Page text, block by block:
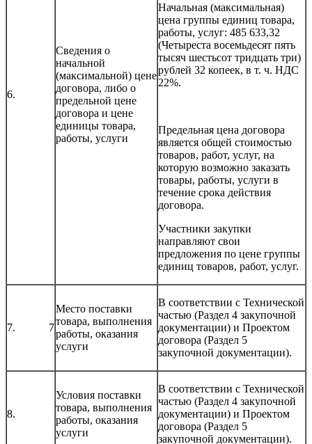
6.
Сведения о
начальной
(максимальной) цене
договора, либо о
предельной цене
договора и цене
единицы товара,
работы, услуги
Начальная (максимальная)
цена группы единиц товара,
работы, услуг: 485 633,32
(Четыреста восемьдесят пять
тысяч шестьсот тридцать три)
рублей 32 копеек, в т. ч. НДС
22%.
Предельная цена договора
является общей стоимостью
товаров, работ, услуг, на
которую возможно заказать
товары, работы, услуги в
течение срока действия
договора.
Участники закупки
направляют свои
предложения по цене группы
единиц товаров, работ, услуг.
7. 7
Место поставки
товара, выполнения
работы, оказания
услуги
В соответствии с Технической
частью (Раздел 4 закупочной
документации) и Проектом
договора (Раздел 5
закупочной документации).
8.
Условия поставки
товара, выполнения
работы, оказания
услуги
В соответствии с Технической
частью (Раздел 4 закупочной
документации) и Проектом
договора (Раздел 5
закупочной документации).